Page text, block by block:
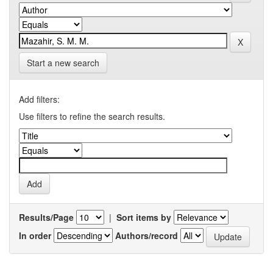
Start a new search
Add filters:
Use filters to refine the search results.
Results/Page | Sort items by
In order
Authors/record